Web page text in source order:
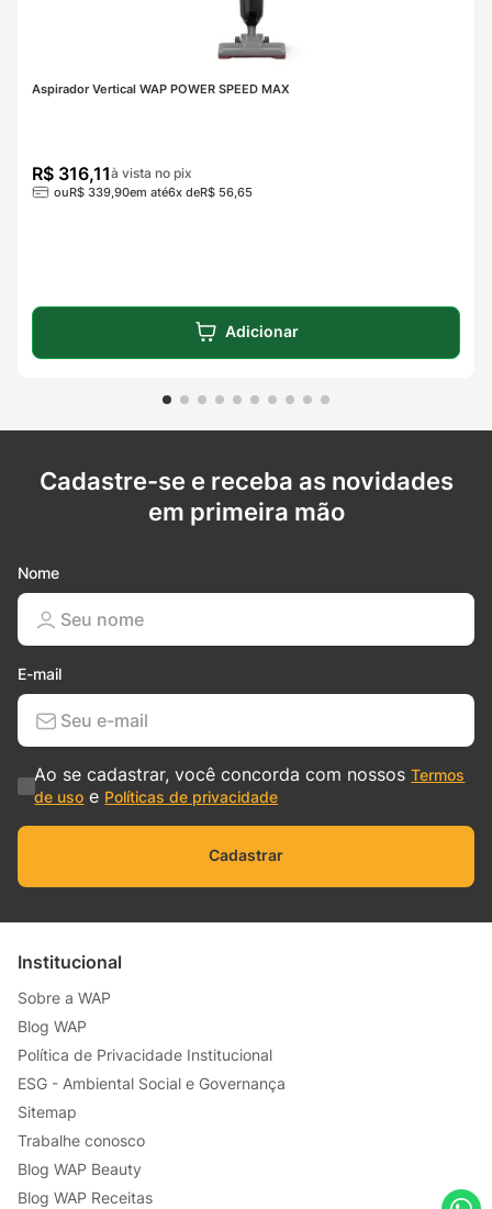
Aspirador Vertical WAP POWER SPEED MAX
R$ 316,11à vista no pix
ouR$ 339 90em até6x deR$ 56 65
Adicionar
Cadastre-se e receba as novidades
em primeira mão
Nome
E-mail
Ao se cadastrar, você concorda com nossosTermos
de uso e Políticas de privacidade
Cadastrar
Institucional
Sobre a WAP
Blog WAP
Política de Privacidade Institucional
ESG - Ambiental Social e Governança
Sitemap
Trabalhe conosco
Blog WAP Beauty
Blog WAP Receitas